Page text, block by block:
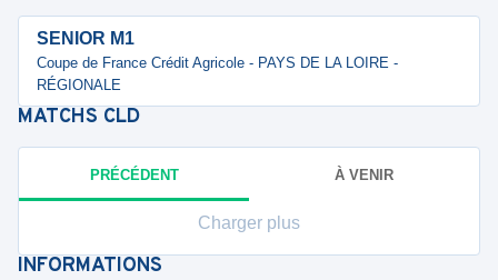
SENIOR M1
Coupe de France Crédit Agricole - PAYS DE LA LOIRE -
RÉGIONALE
MATCHS CLD
PRÉCÉDENT À VENIR
Charger plus
INFORMATIONS